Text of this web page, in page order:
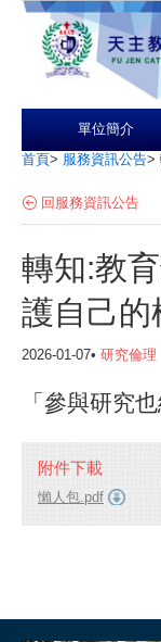
單位簡介
首頁> 服務資訊公告>
回服務資訊公告
轉知:教
護自己的
2026-01-07• 研究倫理
「參與研究
附件下載
懶人包.pdf